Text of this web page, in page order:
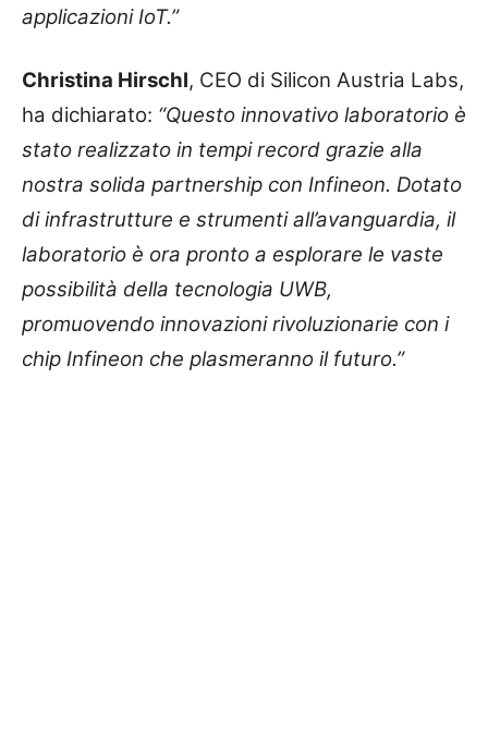
applicazioni IoT.”
Christina Hirschl, CEO di Silicon Austria Labs,
ha dichiarato: “Questo innovativo laboratorio è
stato realizzato in tempi record grazie alla
nostra solida partnership con Infineon. Dotato
di infrastrutture e strumenti all’avanguardia, il
laboratorio è ora pronto a esplorare le vaste
possibilità della tecnologia UWB,
promuovendo innovazioni rivoluzionarie con i
chip Infineon che plasmeranno il futuro.”